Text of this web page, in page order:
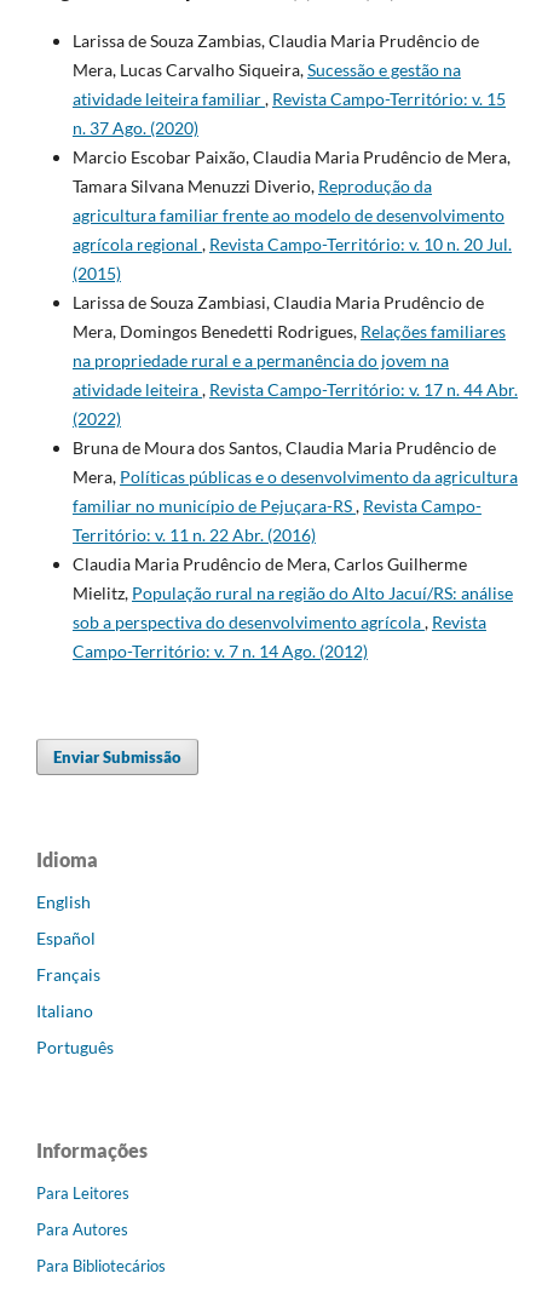
Larissa de Souza Zambias, Claudia Maria Prudêncio de
Mera, Lucas Carvalho Siqueira,Sucessão e gestão na
atividade leiteira familiar, Revista Campo-Território: v. 15
n. 37 Ago. (2020)
Marcio Escobar Paixão, Claudia Maria Prudêncio de Mera,
Tamara Silvana Menuzzi Diverio, Reprodução da
agricultura familiar frente ao modelo de desenvolvimento
agrícola regional , Revista Campo-Território: v. 10 n. 20 Jul.
(2015)
Larissa de Souza Zambiasi, Claudia Maria Prudêncio de
Mera, Domingos Benedetti Rodrigues, Relações familiares
na propriedade rural e a permanência do jovem na
atividade leiteira, Revista Campo-Território: v. 17 n. 44 Abr.
(2022)
Bruna de Moura dos Santos, Claudia Maria Prudêncio de
Mera, Políticas públicas e o desenvolvimento da agricultura
familiar no município de Pejuçara-RS, Revista Campo-
Território: v. 11 n. 22 Abr. (2016)
Claudia Maria Prudêncio de Mera, Carlos Guilherme
Mielitz, População rural na região do Alto Jacuí/RS: análise
sob a perspectiva do desenvolvimento agrícola, Revista
Campo-Território: v. 7 n. 14 Ago. (2012)
Enviar Submissão
Idioma
English
Español
Français
Italiano
Português
Informações
Para Leitores
Para Autores
Para Bibliotecários